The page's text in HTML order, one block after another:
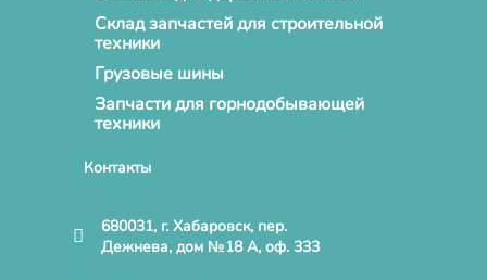
Склад запчастей для строительной
техники
Грузовые шины
Запчасти для горнодобывающей
техники
Контакты
680031, г. Хабаровск, пер.
Дежнева, дом №18 А, оф. 333